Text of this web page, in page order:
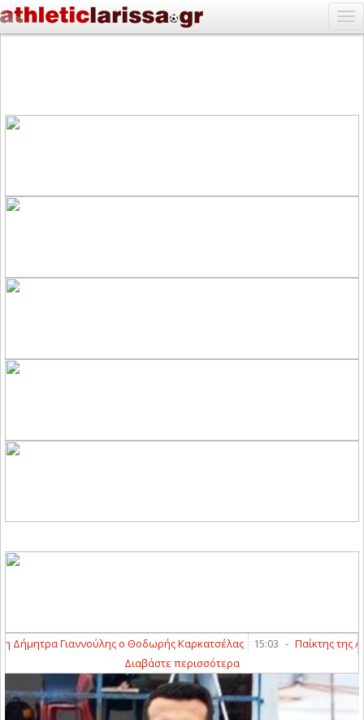
Γιαννούλης ο Θοδωρής Καρκατσέλας 15:03 - Παίκτης της ΑΕΛ
Διαβάστε περισσότερα